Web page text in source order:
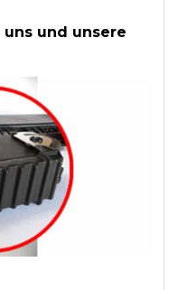
uns und unsere